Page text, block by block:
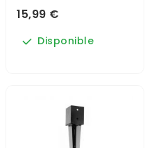
15,99 €
Disponible